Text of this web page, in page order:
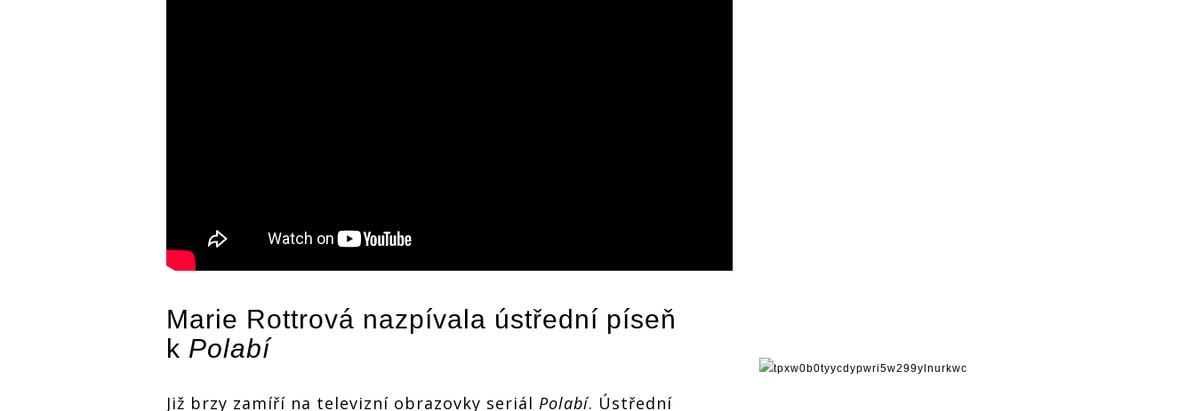
Marie Rottrová nazpívala ústřední píseň
k Polabí
Již brzy zamíří na televizní obrazovky seriál Polabí. Ústřední